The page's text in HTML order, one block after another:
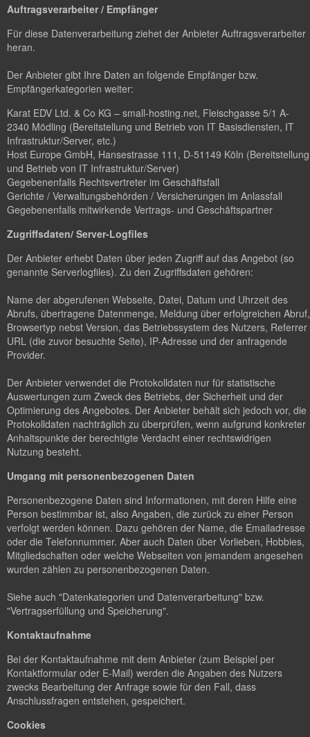
Auftragsverarbeiter / Empfänger
Für diese Datenverarbeitung ziehet der Anbieter Auftragsverarbeiter
heran.
Der Anbieter gibt Ihre Daten an folgende Empfänger bzw.
Empfängerkategorien weiter:
Karat EDV Ltd. & Co KG – small-hosting.net, Fleischgasse 5/1 A-
2340 Mödling (Bereitstellung und Betrieb von IT Basisdiensten, IT
Infrastruktur/Server, etc.)
Host Europe GmbH, Hansestrasse 111, D-51149 Köln (Bereitstellung
und Betrieb von IT Infrastruktur/Server)
Gegebenenfalls Rechtsvertreter im Geschäftsfall
Gerichte / Verwaltungsbehörden / Versicherungen im Anlassfall
Gegebenenfalls mitwirkende Vertrags- und Geschäftspartner
Zugriffsdaten/ Server-Logfiles
Der Anbieter erhebt Daten über jeden Zugriff auf das Angebot (so
genannte Serverlogfiles). Zu den Zugriffsdaten gehören:
Name der abgerufenen Webseite, Datei, Datum und Uhrzeit des
Abrufs, übertragene Datenmenge, Meldung über erfolgreichen Abruf,
Browsertyp nebst Version, das Betriebssystem des Nutzers, Referrer
URL (die zuvor besuchte Seite), IP-Adresse und der anfragende
Provider.
Der Anbieter verwendet die Protokolldaten nur für statistische
Auswertungen zum Zweck des Betriebs, der Sicherheit und der
Optimierung des Angebotes. Der Anbieter behält sich jedoch vor, die
Protokolldaten nachträglich zu überprüfen, wenn aufgrund konkreter
Anhaltspunkte der berechtigte Verdacht einer rechtswidrigen
Nutzung besteht.
Umgang mit personenbezogenen Daten
Personenbezogene Daten sind Informationen, mit deren Hilfe eine
Person bestimmbar ist, also Angaben, die zurück zu einer Person
verfolgt werden können. Dazu gehören der Name, die Emailadresse
oder die Telefonnummer. Aber auch Daten über Vorlieben, Hobbies,
Mitgliedschaften oder welche Webseiten von jemandem angesehen
wurden zählen zu personenbezogenen Daten.
Siehe auch "Datenkategorien und Datenverarbeitung" bzw.
"Vertragserfüllung und Speicherung".
Kontaktaufnahme
Bei der Kontaktaufnahme mit dem Anbieter (zum Beispiel per
Kontaktformular oder E-Mail) werden die Angaben des Nutzers
zwecks Bearbeitung der Anfrage sowie für den Fall, dass
Anschlussfragen entstehen, gespeichert.
Cookies